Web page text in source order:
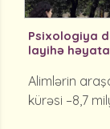
Psixologiya
layihə həyata
Alimlərin
kürəsi –8,7